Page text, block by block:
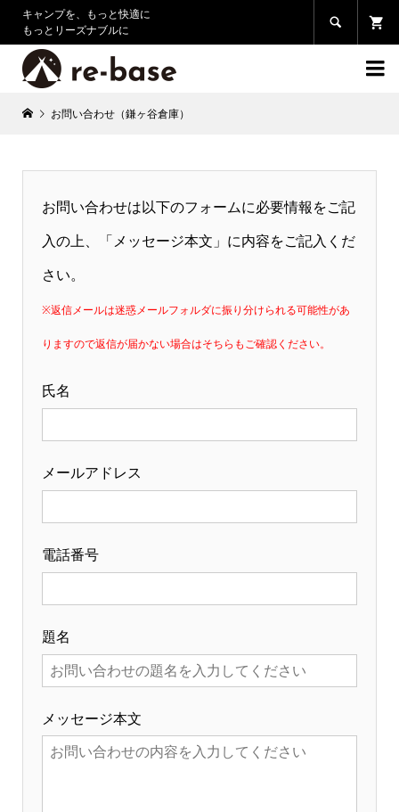
キャンプを、もっと快適に
もっとリーズナブルに


お問い合わせ（鎌ヶ谷倉庫）
お問い合わせは以下のフォームに必要情報をご記
入の上、「メッセージ本文」に内容をご記入くだ
さい。
※返信メールは迷惑メールフォルダに振り分けられる可能性があ
りますので返信が届かない場合はそちらもご確認ください。
氏名
メールアドレス
電話番号
題名
メッセージ本文